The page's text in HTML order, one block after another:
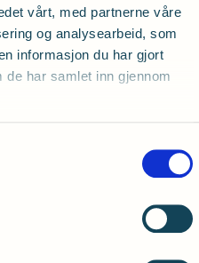
vårt, med partnerne våre
og analysearbeid, som
informasjon du har gjort
har samlet inn gjennom
e-posteller ta
e-post
hørselstap